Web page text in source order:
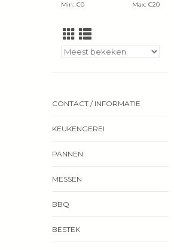
Min: €0 Max: €20
CONTACT / INFORMATIE
KEUKENGEREI
PANNEN
MESSEN
BBQ
BESTEK